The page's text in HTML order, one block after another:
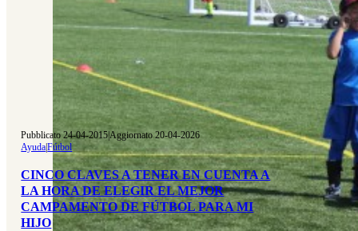
Pubblicato 24-04-2015|Aggiornato 20-04-2026
Ayuda|Fútbol
CINCO CLAVES A TENER EN CUENTA A
LA HORA DE ELEGIR EL MEJOR
CAMPAMENTO DE FÚTBOL PARA MI
HIJO